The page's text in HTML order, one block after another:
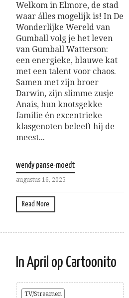
Welkom in Elmore, de stad
waar álles mogelijk is! In De
Wonderlijke Wereld van
Gumball volg je het leven
van Gumball Watterson:
een energieke, blauwe kat
met een talent voor chaos.
Samen met zijn broer
Darwin, zijn slimme zusje
Anais, hun knotsgekke
familie én excentrieke
klasgenoten beleeft hij de
meest...
wendy panse-moedt
augustus 16, 2025
Read More
In April op Cartoonito
TV/Streamen